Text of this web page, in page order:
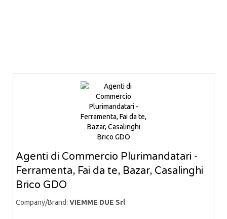
Agenti di Commercio Plurimandatari -
Ferramenta, Fai da te, Bazar, Casalinghi
Brico GDO
Company/Brand: VIEMME DUE Srl